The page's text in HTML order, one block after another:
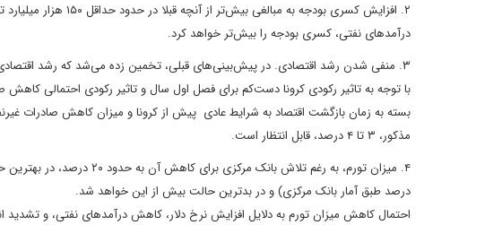
۲. افزایش کسری بودجه
درآمدهای نفتی، کسری بودجه را بیش‌تر خواهد کرد.
با توجه به تاثیر رکودی کرونا دست‌کم برای فصل اول سال و تاثیر رکودی احتمالی
بسته به زمان بازگشت اقتصاد به شرایط عادی پیش از کرونا و میزان کاهش صادرات
مذکور، ۳ تا ۴ درصد، قابل انتظار است.
درصد طبق آمار بانک مرکزی) و در بدترین حالت بیش از این خواهد شد.
احتمال کاهش میزان تورم به دلایل افزایش نرخ دلار، کاهش درآمدهای نفتی، و